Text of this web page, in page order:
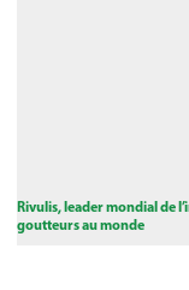
Rivulis, leader mondial de
goutteurs au monde